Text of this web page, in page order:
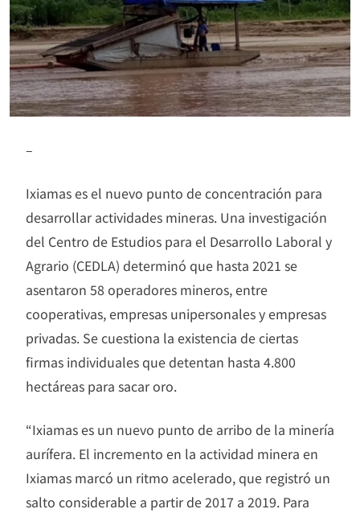
–
Ixiamas es el nuevo punto de concentración para
desarrollar actividades mineras. Una investigación
del Centro de Estudios para el Desarrollo Laboral y
Agrario (CEDLA) determinó que hasta 2021 se
asentaron 58 operadores mineros, entre
cooperativas, empresas unipersonales y empresas
privadas. Se cuestiona la existencia de ciertas
firmas individuales que detentan hasta 4.800
hectáreas para sacar oro.
“Ixiamas es un nuevo punto de arribo de la minería
aurífera. El incremento en la actividad minera en
Ixiamas marcó un ritmo acelerado, que registró un
salto considerable a partir de 2017 a 2019. Para